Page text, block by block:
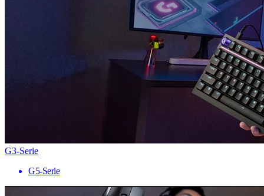
G3-Serie
G5-Serie